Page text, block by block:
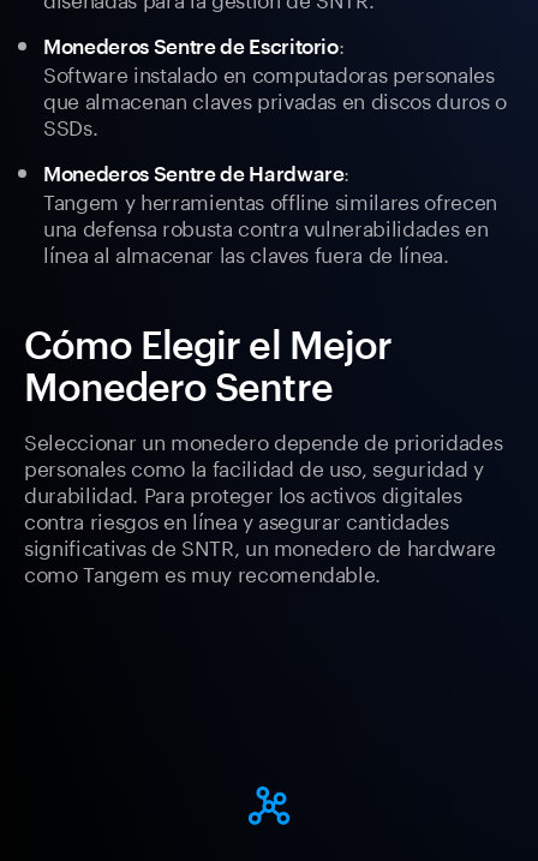
Monederos Sentre de Escritorio:
Software instalado en computadoras personales
que almacenan claves privadas en discos duros o
SSDs.
Monederos Sentre de Hardware:
Tangem y herramientas offline similares ofrecen
una defensa robusta contra vulnerabilidades en
línea al almacenar las claves fuera de línea.
Cómo Elegir el Mejor
Monedero Sentre
Seleccionar un monedero depende de prioridades
personales como la facilidad de uso, seguridad y
durabilidad. Para proteger los activos digitales
contra riesgos en línea y asegurar cantidades
significativas de SNTR, un monedero de hardware
como Tangem es muy recomendable.